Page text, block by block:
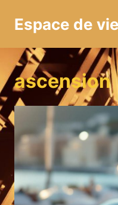
Espace de vie
ascension